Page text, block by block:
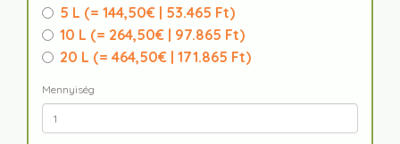
5 L (= 144,50€ | 53.465 Ft)
10 L (= 264,50€ | 97.865 Ft)
20 L (= 464,50€ | 171.865 Ft)
Mennyiség